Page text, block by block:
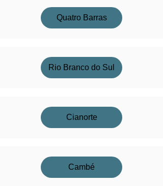
Quatro Barras
Rio Branco do Sul
Cianorte
Cambé